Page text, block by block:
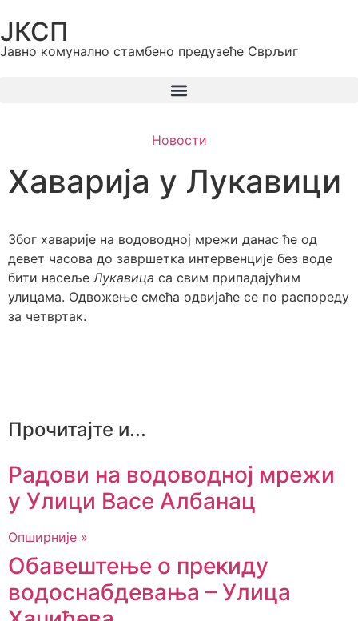
ЈКСП
Јавно комунално стамбено предузеће Сврљиг
Новости
Хаварија у Лукавици
Због хаварије на водоводној мрежи данас ће од
девет часова до завршетка интервенције без воде
бити насељеЛукавица са свим припадајућим
улицама. Одвожење смећа одвијаће се по распореду
за четвртак.
Прочитајте и...
Радови на водоводној мрежи
у Улици Васе Албанац
Опширније »
Обавештење о прекиду
водоснабдевања – Улица